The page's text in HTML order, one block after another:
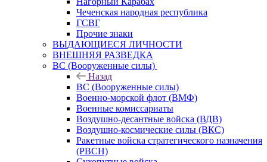
Чеченская народная республика
ГСВГ
Прочие знаки
ВЫДАЮЩИЕСЯ ЛИЧНОСТИ
ВНЕШНЯЯ РАЗВЕДКА
ВС (Вооруженные силы)
Назад
ВС (Вооруженные силы)
Военно-морской флот (ВМФ)
Военные комиссариаты
Воздушно-десантные войска (ВДВ)
Воздушно-космические силы (ВКС)
Ракетные войска стратегического назначения
(РВСН)